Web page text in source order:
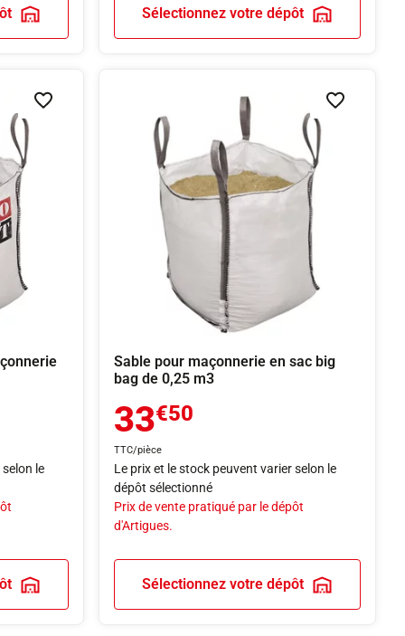
Sélectionnez votre dépôt
Ajouter à la liste de souhaits
le
Ajouter à la
Sable pour maçonnerie en sac big
bag de 0,25 m3
33€50
TTC/pièce
Le prix et le stock peuvent varier selon le
dépôt sélectionné
Prix de vente pratiqué par le dépôt
d'Artigues.
Sélectionnez votre dépôt